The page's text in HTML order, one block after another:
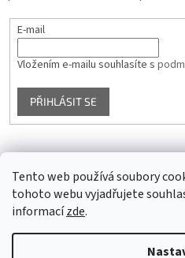
Tento web používá soubory
tohoto webu vyjadřujete
informacízde.
E-mail
Vložením e-mailu souhlasíte s
PŘIHLÁSIT SE